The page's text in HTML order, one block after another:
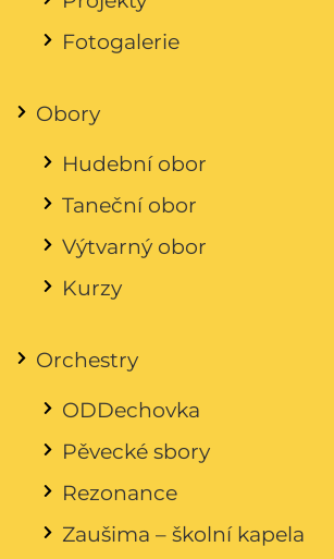
Fotogalerie
Obory
Hudební obor
Taneční obor
Výtvarný obor
Kurzy
Orchestry
ODDechovka
Pěvecké sbory
Rezonance
Zaušima – školní kapela